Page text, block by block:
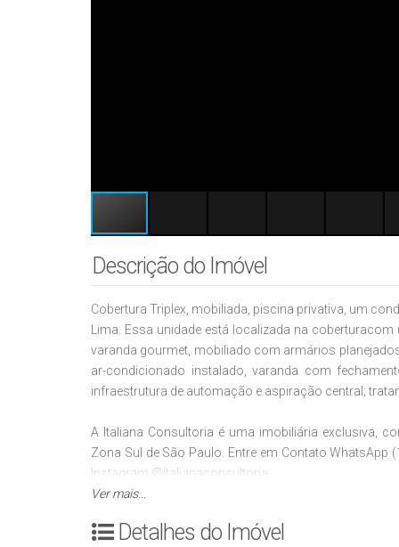
Descrição do Imóvel
Cobertura Triplex, mobiliada, piscina privativa, um
Lima. Essa unidade está localizada na
varanda gourmet, mobiliado com armários
ar-condicionado instalado, varanda com
infraestrutura de automação e aspiração central;
A Italiana Consultoria é uma imobiliária exclusiva,
Zona Sul de São Paulo. Entre em Contato
Instagram @Italianaconsultoria.
empreendimento residencial das Américas em 2018
Ver mais...
Detalhes do Imóvel